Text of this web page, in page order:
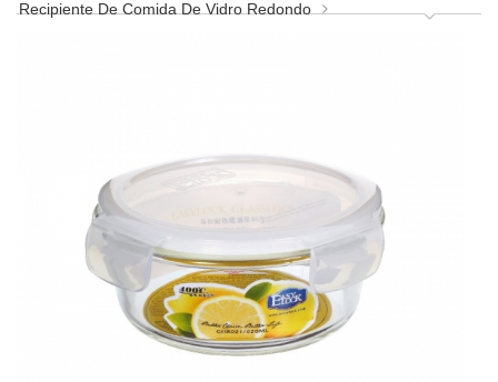
Recipiente De Comida De Vidro Redondo